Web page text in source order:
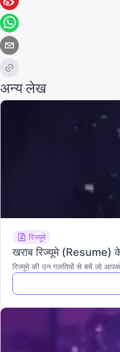
अन्य लेख
रिज्यूमे
खराब रिज्यूमे (Resume)
रिज्यूमे की उन गलतियों से बचें जो